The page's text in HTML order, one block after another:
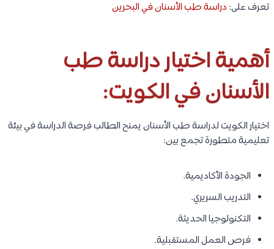
تعرف على: دراسة طب الأسنان في البحرين
أهمية اختيار دراسة طب
الأسنان في الكويت:
اختيار الكويت لدراسة طب الأسنان يمنح الطالب فرصة الدراسة في بيئة
تعليمية متطورة تجمع بين:
الجودة الأكاديمية.
التدريب السريري.
التكنولوجيا الحديثة.
فرص العمل المستقبلية.